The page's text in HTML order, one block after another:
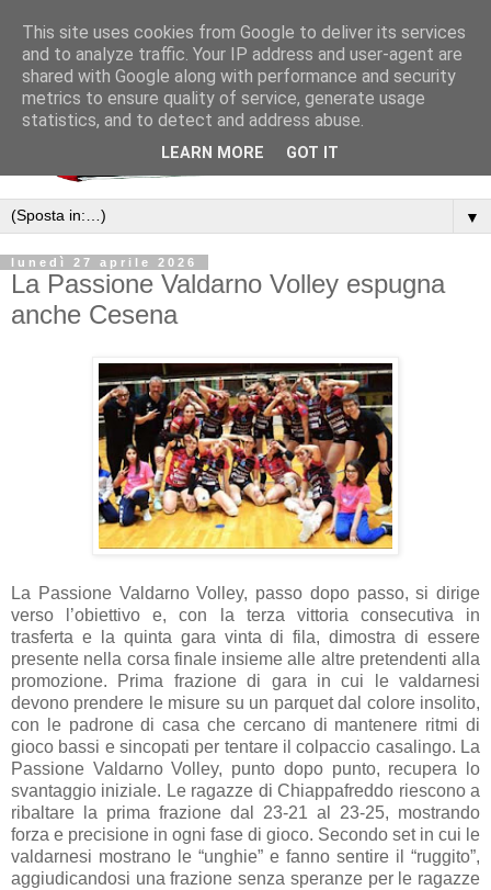
▼
lunedì 27 aprile 2026
La Passione Valdarno Volley espugna
anche Cesena
La Passione Valdarno Volley, passo dopo passo, si dirige
verso l’obiettivo e, con la terza vittoria consecutiva in
trasferta e la quinta gara vinta di fila, dimostra di essere
presente nella corsa finale insieme alle altre pretendenti alla
promozione. Prima frazione di gara in cui le valdarnesi
devono prendere le misure su un parquet dal colore insolito,
con le padrone di casa che cercano di mantenere ritmi di
gioco bassi e sincopati per tentare il colpaccio casalingo. La
Passione Valdarno Volley, punto dopo punto, recupera lo
svantaggio iniziale. Le ragazze di Chiappafreddo riescono a
ribaltare la prima frazione dal 23-21 al 23-25, mostrando
forza e precisione in ogni fase di gioco. Secondo set in cui le
valdarnesi mostrano le “unghie” e fanno sentire il “ruggito”,
aggiudicandosi una frazione senza speranze per le ragazze
This site uses cookies from Google to deliver its services
and to analyze traffic. Your IP address and user-agent are
shared with Google along with performance and security
metrics to ensure quality of service, generate usage
statistics, and to detect and address abuse.
LEARN MORE GOT IT